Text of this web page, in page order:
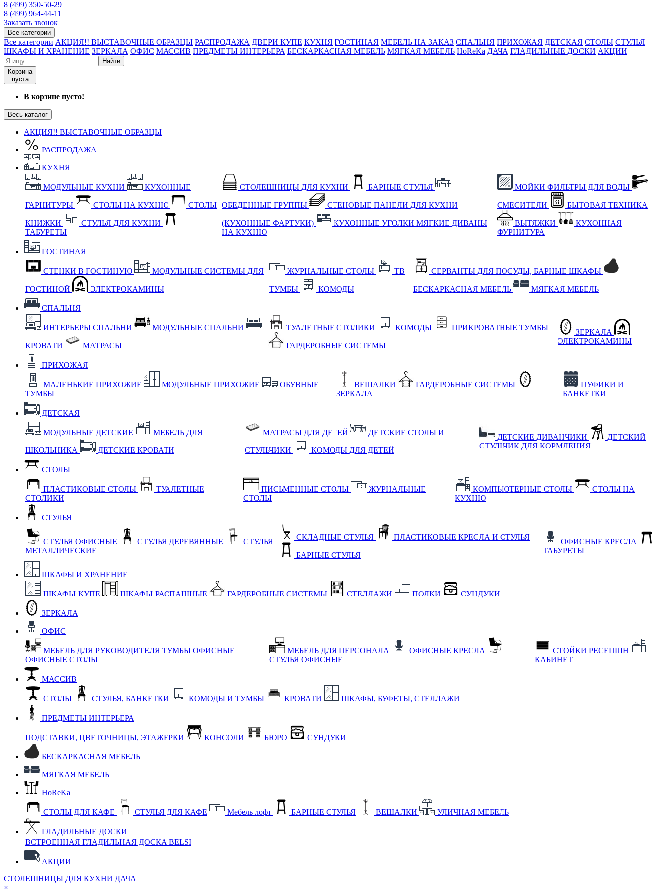
8 (499) 350-50-29
8 (499) 964-44-11
Заказать звонок
Все категории
Все категории АКЦИЯ!! ВЫСТАВОЧНЫЕ ОБРАЗЦЫ РАСПРОДАЖА ДВЕРИ КУПЕ КУХНЯ ГОСТИНАЯ МЕБЕЛЬ НА ЗАКАЗ СПАЛЬНЯ ПРИХОЖАЯ ДЕТСКАЯ СТОЛЫ СТУЛЬЯ
ШКАФЫ И ХРАНЕНИЕ ЗЕРКАЛА ОФИС МАССИВ ПРЕДМЕТЫ ИНТЕРЬЕРА БЕСКАРКАСНАЯ МЕБЕЛЬ МЯГКАЯ МЕБЕЛЬ HoReKa ДАЧА ГЛАДИЛЬНЫЕ ДОСКИ АКЦИИ
Найти
Корзина
пуста
В корзине пусто!
Весь каталог
АКЦИЯ!! ВЫСТАВОЧНЫЕ ОБРАЗЦЫ
РАСПРОДАЖА
КУХНЯ
МОДУЛЬНЫЕ КУХНИ КУХОННЫЕ
ГАРНИТУРЫ СТОЛЫ НА КУХНЮ СТОЛЫ
КНИЖКИ
СТУЛЬЯ ДЛЯ КУХНИ
ТАБУРЕТЫ
СТОЛЕШНИЦЫ ДЛЯ КУХНИ БАРНЫЕ СТУЛЬЯ
ОБЕДЕННЫЕ ГРУППЫ СТЕНОВЫЕ ПАНЕЛИ ДЛЯ КУХНИ
(КУХОННЫЕ ФАРТУКИ) КУХОННЫЕ УГОЛКИ МЯГКИЕ ДИВАНЫ
НА КУХНЮ
МОЙКИ ФИЛЬТРЫ ДЛЯ ВОДЫ
СМЕСИТЕЛИ БЫТОВАЯ ТЕХНИКА
ВЫТЯЖКИ
КУХОННАЯ
ФУРНИТУРА
ГОСТИНАЯ
СТЕНКИ В ГОСТИНУЮ МОДУЛЬНЫЕ СИСТЕМЫ ДЛЯ
ГОСТИНОЙ ЭЛЕКТРОКАМИНЫ
ЖУРНАЛЬНЫЕ СТОЛЫ ТВ
ТУМБЫ КОМОДЫ
СЕРВАНТЫ ДЛЯ ПОСУДЫ, БАРНЫЕ ШКАФЫ
БЕСКАРКАСНАЯ МЕБЕЛЬ МЯГКАЯ МЕБЕЛЬ
СПАЛЬНЯ
ИНТЕРЬЕРЫ СПАЛЬНИ МОДУЛЬНЫЕ СПАЛЬНИ
КРОВАТИ МАТРАСЫ
ТУАЛЕТНЫЕ СТОЛИКИ КОМОДЫ ПРИКРОВАТНЫЕ ТУМБЫ
ГАРДЕРОБНЫЕ СИСТЕМЫ
ЗЕРКАЛА
ЭЛЕКТРОКАМИНЫ
ПРИХОЖАЯ
МАЛЕНЬКИЕ ПРИХОЖИЕ МОДУЛЬНЫЕ ПРИХОЖИЕ
ОБУВНЫЕ
ТУМБЫ
ВЕШАЛКИ
ГАРДЕРОБНЫЕ СИСТЕМЫ
ЗЕРКАЛА
ПУФИКИ И
БАНКЕТКИ
ДЕТСКАЯ
МОДУЛЬНЫЕ ДЕТСКИЕ МЕБЕЛЬ ДЛЯ
ШКОЛЬНИКА ДЕТСКИЕ КРОВАТИ
МАТРАСЫ ДЛЯ ДЕТЕЙ ДЕТСКИЕ СТОЛЫ И
СТУЛЬЧИКИ КОМОДЫ ДЛЯ ДЕТЕЙ
ДЕТСКИЕ ДИВАНЧИКИ
ДЕТСКИЙ
СТУЛЬЧИК ДЛЯ КОРМЛЕНИЯ
СТОЛЫ
ПЛАСТИКОВЫЕ СТОЛЫ
ТУАЛЕТНЫЕ
СТОЛИКИ
ПИСЬМЕННЫЕ СТОЛЫ
ЖУРНАЛЬНЫЕ
СТОЛЫ
КОМПЬЮТЕРНЫЕ СТОЛЫ
СТОЛЫ НА
КУХНЮ
СТУЛЬЯ
СТУЛЬЯ ОФИСНЫЕ СТУЛЬЯ ДЕРЕВЯННЫЕ
СТУЛЬЯ
МЕТАЛЛИЧЕСКИЕ
СКЛАДНЫЕ СТУЛЬЯ ПЛАСТИКОВЫЕ КРЕСЛА И СТУЛЬЯ
БАРНЫЕ СТУЛЬЯ
ОФИСНЫЕ КРЕСЛА
ТАБУРЕТЫ
ШКАФЫ И ХРАНЕНИЕ
ШКАФЫ-КУПЕ ШКАФЫ-РАСПАШНЫЕ ГАРДЕРОБНЫЕ СИСТЕМЫ СТЕЛЛАЖИ ПОЛКИ СУНДУКИ
ЗЕРКАЛА
ОФИС
МЕБЕЛЬ ДЛЯ РУКОВОДИТЕЛЯ ТУМБЫ ОФИСНЫЕ
ОФИСНЫЕ СТОЛЫ
МЕБЕЛЬ ДЛЯ ПЕРСОНАЛА
ОФИСНЫЕ КРЕСЛА
СТУЛЬЯ ОФИСНЫЕ
СТОЙКИ РЕСЕПШН
КАБИНЕТ
МАССИВ
СТОЛЫ СТУЛЬЯ, БАНКЕТКИ КОМОДЫ И ТУМБЫ КРОВАТИ ШКАФЫ, БУФЕТЫ, СТЕЛЛАЖИ
ПРЕДМЕТЫ ИНТЕРЬЕРА
ПОДСТАВКИ, ЦВЕТОЧНИЦЫ, ЭТАЖЕРКИ КОНСОЛИ БЮРО СУНДУКИ
БЕСКАРКАСНАЯ МЕБЕЛЬ
МЯГКАЯ МЕБЕЛЬ
HoReKa
СТОЛЫ ДЛЯ КАФЕ СТУЛЬЯ ДЛЯ КАФЕ Мебель лофт БАРНЫЕ СТУЛЬЯ ВЕШАЛКИ УЛИЧНАЯ МЕБЕЛЬ
ГЛАДИЛЬНЫЕ ДОСКИ
ВСТРОЕННАЯ ГЛАДИЛЬНАЯ ДОСКА BELSI
АКЦИИ
СТОЛЕШНИЦЫ ДЛЯ КУХНИ ДАЧА
×